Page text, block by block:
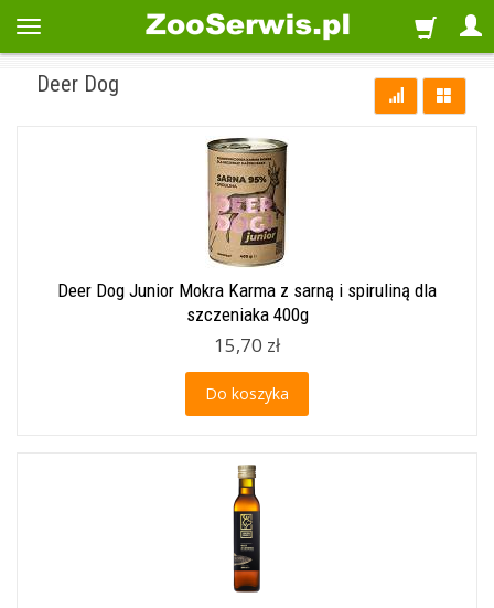
Deer Dog
Deer Dog Junior Mokra Karma z sarną i spiruliną dla
szczeniaka 400g
15,70 zł
Do koszyka